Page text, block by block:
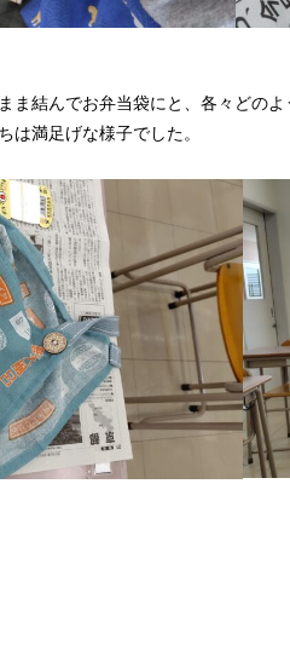
ま結んでお弁当袋にと、各々どのよ
は満足げな様子でした。